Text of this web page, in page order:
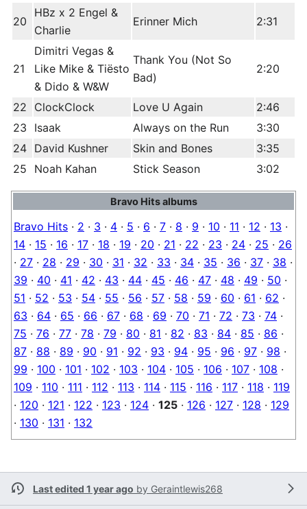
20
HBz x 2 Engel &
Charlie
Erinner Mich 2:31
21
Dimitri Vegas &
Like Mike & Tiësto
& Dido & W&W
Thank You (Not So
Bad)
2:20
22 ClockClock Love U Again
2:46
23
Isaak Always on the Run
3:30
24 David Kushner Skin and Bones
3:35
25
Noah Kahan Stick Season 3:02
Bravo Hits albums
Bravo Hits · 2 · 3 · 4 · 5 · 6 · 7 · 8 · 9 · 10 · 11 · 12 · 13 ·
14 · 15 · 16 · 17 · 18 · 19 · 20 · 21 · 22 · 23 · 24 · 25 · 26
· 27 · 28 · 29 · 30 · 31 · 32 · 33 · 34 · 35 · 36 · 37 · 38 ·
39 · 40 · 41 · 42 · 43 · 44 · 45 · 46 · 47 · 48 · 49 · 50 ·
51 · 52 · 53 · 54 · 55 · 56 · 57 · 58 · 59 · 60 · 61 · 62 ·
63 · 64 · 65 · 66 · 67 · 68 · 69 · 70 · 71 · 72 · 73 · 74 ·
75 · 76 · 77 · 78 · 79 · 80 · 81 · 82 · 83 · 84 · 85 · 86 ·
87 · 88 · 89 · 90 · 91 · 92 · 93 · 94 · 95 · 96 · 97 · 98 ·
99 · 100 · 101 · 102 · 103 · 104 · 105 · 106 · 107 · 108 ·
109 · 110 · 111 · 112 · 113 · 114 · 115 · 116 · 117 · 118 · 119
· 120 · 121 · 122 · 123 · 124 · 125 · 126 · 127 · 128 · 129
· 130 · 131 · 132
Last edited 1 year ago by Geraintlewis268